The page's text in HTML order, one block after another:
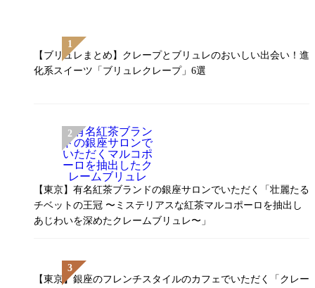
【ブリュレまとめ】クレープとブリュレのおいしい出会い！進
化系スイーツ「ブリュレクレープ」6選
【東京】有名紅茶ブランドの銀座サロンでいただく「壮麗たる
チベットの王冠 〜ミステリアスな紅茶マルコポーロを抽出し
あじわいを深めたクレームブリュレ〜」
【東京】銀座のフレンチスタイルのカフェでいただく「クレー